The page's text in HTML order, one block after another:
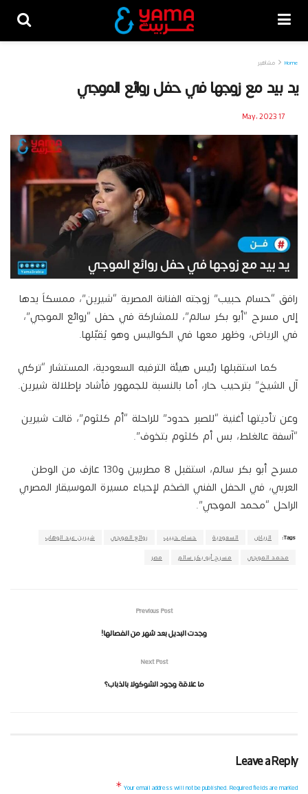
Home مشاهير
يد بيد مع زوجها في حفل روائع الموجي
17 May، 2023
رافق “حسام حبيب” زوجته الفنانة المصرية “شيرين”، ممسكاً يدها
إلى مسرح “أبو بكر سالم”، للمشاركة في حفل “روائع الموجي”،
في الرياض، وظهر معها في الكواليس وهو يُقبّلها.
كما استقبلها رئيس هيئة الترفيه السعودية، المستشار “تركي
آل الشيخ” بترحيب حار، أما بالنسبة للجمهور فأشاد بإطلالة شيرين.
وعن تأديتها أغنية “للصبر حدود” للراحلة “أم كلثوم”، قالت شيرين
“آسفة عالغلط، بس أم كلثوم بتخوف”.
مسرح أبو بكر سالم، استقبل 8 مطربين و130 عازف من الوطن
العربي، في الحفل الفني الضخم لإحياء مسيرة الموسيقار المصري
الراحل “محمد الموجي”.
Tags: الرياض السعودية حسام حبيب روائع الموجي شيرين عبد الوهاب
محمد الموجي مسرح أبو بكر سالم مصر
Previous Post
وجدت البديل بعد شهر من انفصالها!
Next Post
ما علاقة وجود الشوكولا بالذباب؟
Leave a Reply
Your email address will not be published.Required fields are marked
*